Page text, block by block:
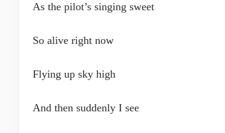
As the pilot’s singing sweet
So alive right now
Flying up sky high
And then suddenly I see